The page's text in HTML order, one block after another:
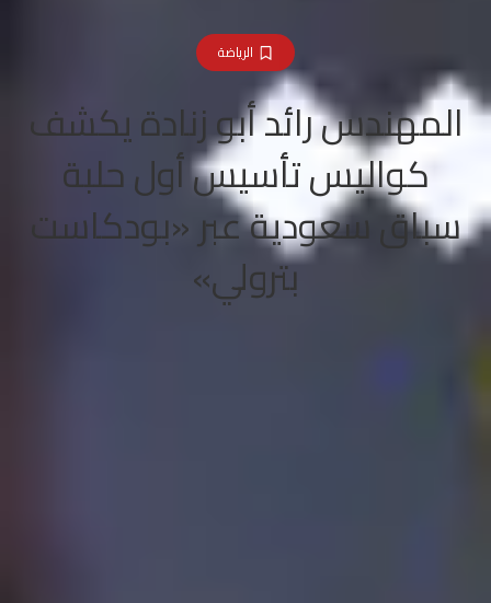
الرياضة
المهندس رائد أبو زنادة يكشف
كواليس تأسيس أول حلبة
سباق سعودية عبر «بودكاست
بترولي»